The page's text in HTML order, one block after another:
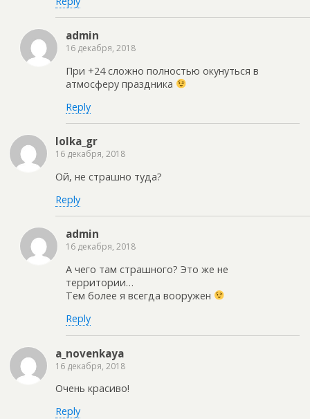
admin
16 декабря, 2018
При +24 сложно полностью окунуться в
атмосферу праздника
Reply
lolka_gr
16 декабря, 2018
Ой, не страшно туда?
Reply
admin
16 декабря, 2018
А чего там страшного? Это же не
территории…
Тем более я всегда вооружен
Reply
a_novenkaya
16 декабря, 2018
Очень красиво!
Reply